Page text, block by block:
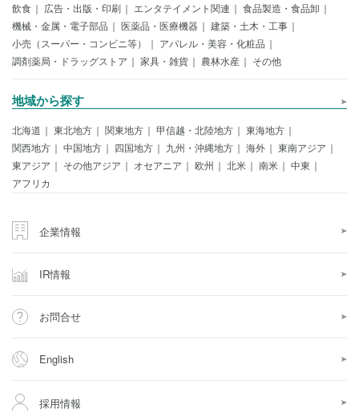
飲食
広告・出版・印刷 エンタテイメント関連
食品製造・食品卸
機械・金属・電子部品
医薬品・医療機器
建築・土木・工事
小売（スーパー・コンビニ等）
アパレル・美容・化粧品
調剤薬局・ドラッグストア
家具・雑貨 農林水産 その他
地域から探す
北海道 東北地方 関東地方 甲信越・北陸地方
東海地方
関西地方
中国地方 四国地方 九州・沖縄地方 海外
東南アジア
東アジア
その他アジア オセアニア 欧州 北米 南米
中東
アフリカ
企業情報
IR情報
お問合せ
English
採用情報